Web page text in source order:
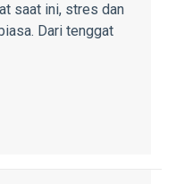
saat ini, stres dan
Dari tenggat